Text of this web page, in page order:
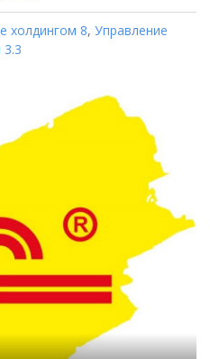
холдингом 8, Управление